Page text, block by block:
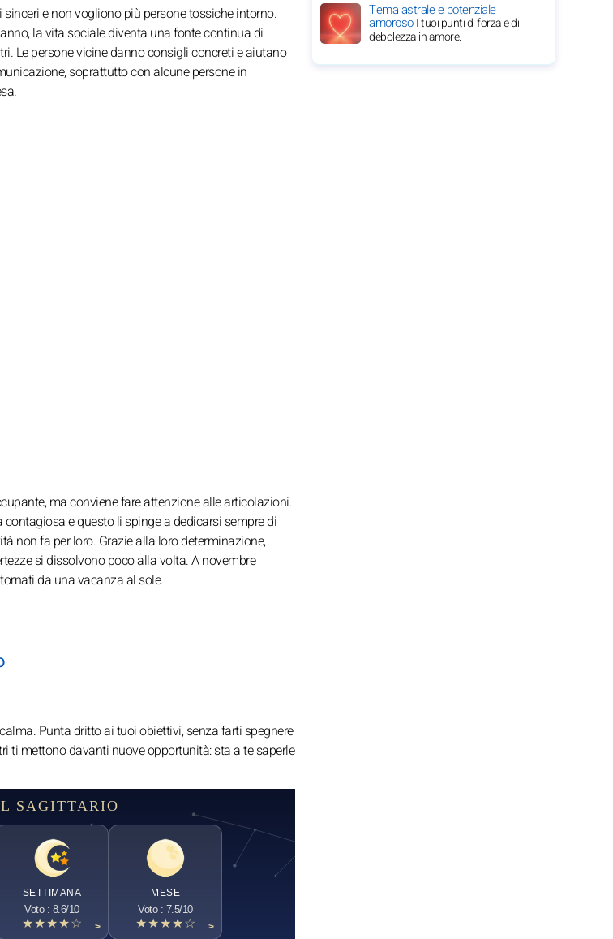
e non vogliono più persone tossiche intorno.
la vita sociale diventa una fonte continua di
Le persone vicine danno consigli concreti e aiutano
soprattutto con alcune persone in
ma conviene fare attenzione alle articolazioni.
e questo li spinge a dedicarsi sempre di
non fa per loro. Grazie alla loro determinazione,
si dissolvono poco alla volta. A novembre
da una vacanza al sole.
Punta dritto ai tuoi obiettivi, senza farti spegnere
ti mettono davanti nuove opportunità: sta a te saperle
SAGITTARIO
SETTIMANA
Voto : 8.6/10
★★★★☆ >
MESE
Voto : 7.5/10
★★★★☆ >
Tema astrale e potenziale
amorosoI tuoi punti di forza e di
debolezza in amore.